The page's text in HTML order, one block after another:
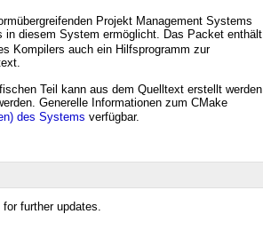
Projekt Management Systems
in diesem System ermöglicht. Das Packet enthält
Kompilers auch ein Hilfsprogramm zur
Teil kann aus dem Quelltext erstellt werden
Generelle Informationen zum CMake
des Systems verfügbar.
for further updates.